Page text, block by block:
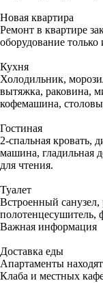
Новая квартира
Ремонт в квартире
оборудование только
Кухня
Холодильник,
вытяжка, раковина,
кофемашина,
Гостиная
2-спальная кровать,
машина, гладильная
для чтения.
Туалет
Встроенный санузел,
полотенцесушитель,
Важная информация
Доставка еды
Апартаменты
Клаба и местных